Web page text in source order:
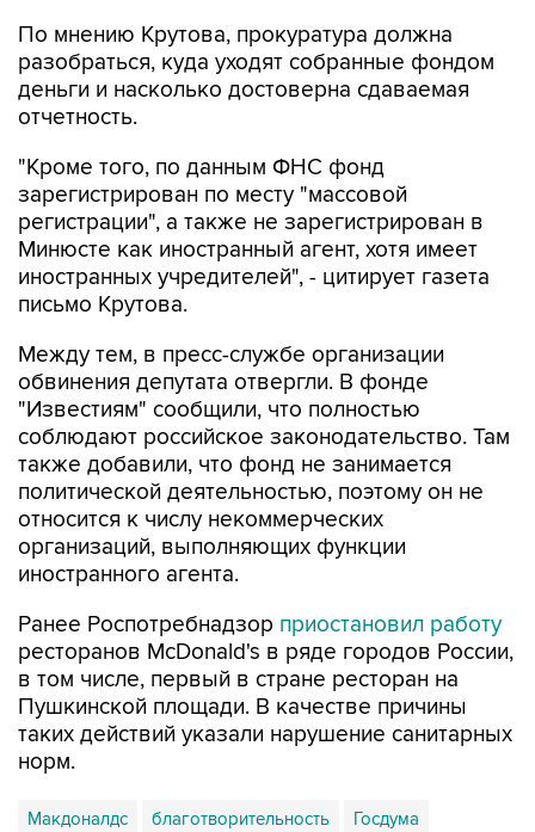
По мнению Крутова, прокуратура должна
разобраться, куда уходят собранные фондом
деньги и насколько достоверна сдаваемая
отчетность.
"Кроме того, по данным ФНС фонд
зарегистрирован по месту "массовой
регистрации", а также не зарегистрирован в
Минюсте как иностранный агент, хотя имеет
иностранных учредителей", - цитирует газета
письмо Крутова.
Между тем, в пресс-службе организации
обвинения депутата отвергли. В фонде
"Известиям" сообщили, что полностью
соблюдают российское законодательство. Там
также добавили, что фонд не занимается
политической деятельностью, поэтому он не
относится к числу некоммерческих
организаций, выполняющих функции
иностранного агента.
Ранее Роспотребнадзор приостановил работу
ресторанов McDonald's в ряде городов России,
в том числе, первый в стране ресторан на
Пушкинской площади. В качестве причины
таких действий указали нарушение санитарных
норм.
Макдоналдс благотворительность Госдума